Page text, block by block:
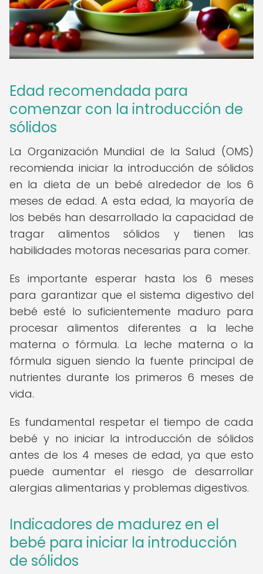
Edad recomendada para
comenzar con la introducción de
sólidos
La Organización Mundial de la Salud (OMS)
recomienda iniciar la introducción de sólidos
en la dieta de un bebé alrededor de los 6
meses de edad. A esta edad, la mayoría de
los bebés han desarrollado la capacidad de
tragar alimentos sólidos y tienen las
habilidades motoras necesarias para comer.
Es importante esperar hasta los 6 meses
para garantizar que el sistema digestivo del
bebé esté lo suficientemente maduro para
procesar alimentos diferentes a la leche
materna o fórmula. La leche materna o la
fórmula siguen siendo la fuente principal de
nutrientes durante los primeros 6 meses de
vida.
Es fundamental respetar el tiempo de cada
bebé y no iniciar la introducción de sólidos
antes de los 4 meses de edad, ya que esto
puede aumentar el riesgo de desarrollar
alergias alimentarias y problemas digestivos.
Indicadores de madurez en el
bebé para iniciar la introducción
de sólidos